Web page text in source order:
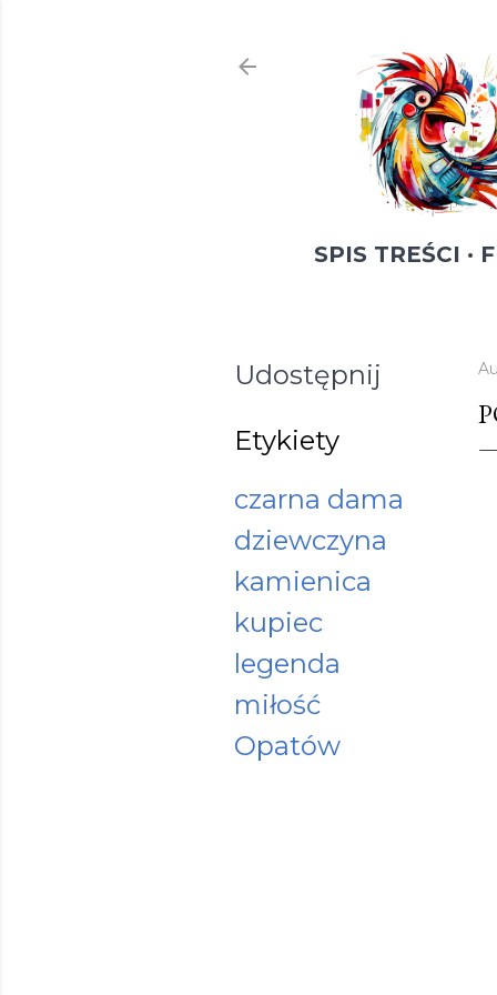
SPIS TREŚCI
Udostępnij
Etykiety
czarna dama
dziewczyna
kamienica
kupiec
legenda
miłość
Opatów